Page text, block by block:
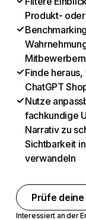
Produkt-
Mitbewerbern
Finde
ChatGPT
Nutze
fachkundige
Narrativ zu
Sichtbarkeit
verwandeln
Prüfe
Interessiert an der